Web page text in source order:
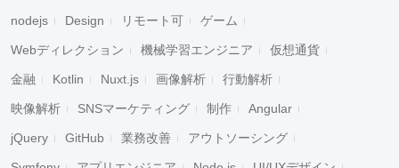
nodejs Design リモート可 ゲーム
Webディレクション 機械学習エンジニア 仮想通貨
金融 Kotlin Nuxt.js 画像解析 行動解析
映像解析 SNSマーケティング 制作 Angular
jQuery GitHub 業務改善 アウトソーシング